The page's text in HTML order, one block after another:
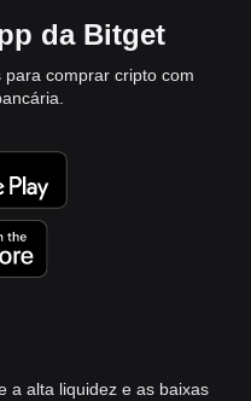
da Bitget
comprar cripto com
a alta liquidez e as baixas